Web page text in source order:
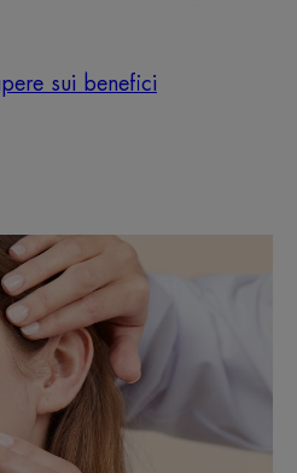
sui benefici